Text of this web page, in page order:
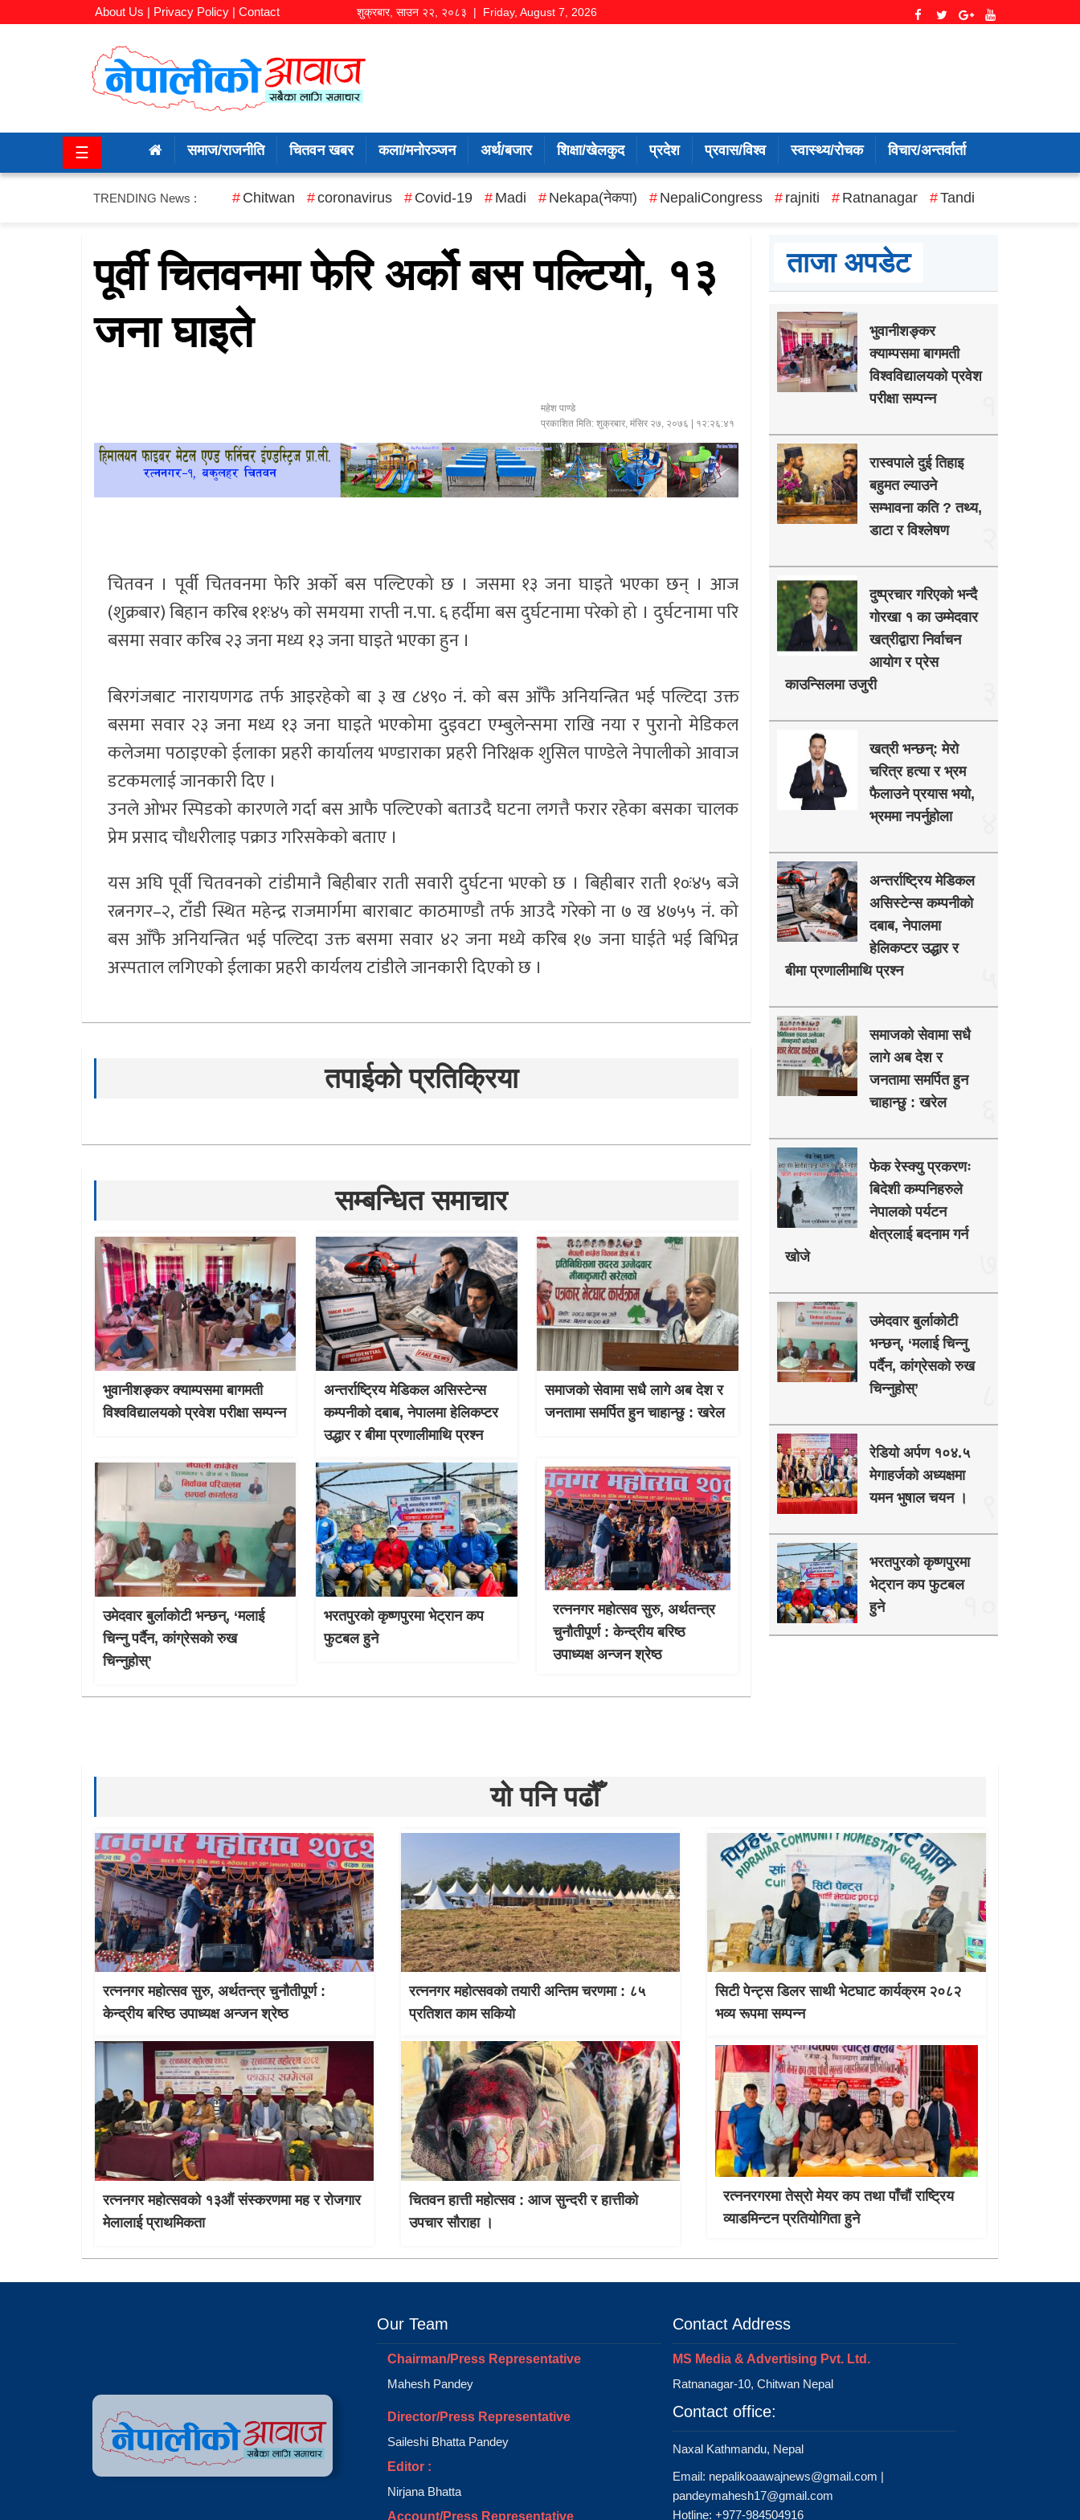
About Us | Privacy Policy | Contact शुक्रबार, साउन २२, २०८३ | Friday, August 7, 2026
राजनीति
☰ समाज/राजनीति चितवन खबर कला/मनोरञ्जन अर्थ/बजार शिक्षा/खेलकुद प्रदेश प्रवास/विश्व स्वास्थ्य/रोचक विचार/अन्तर्वार्ता
TRENDING News : Chitwan coronavirus Covid-19 Madi Nekapa(नेकपा) NepaliCongress rajniti Ratnanagar Tandi
पूर्वी चितवनमा फेरि अर्को बस पल्टियो, १३
जना घाइते
महेश पाण्डे
प्रकाशित मिति:शुक्रबार, मंसिर २७, २०७६ | १२:२६:४१
चितवन । पूर्वी चितवनमा फेरि अर्को बस पल्टिएको छ । जसमा १३ जना घाइते भएका छन् । आज
(शुक्रबार) बिहान करिब ११ः४५ को समयमा राप्ती न.पा. ६ हर्दीमा बस दुर्घटनामा परेको हो । दुर्घटनामा परि
बसमा सवार करिब २३ जना मध्य १३ जना घाइते भएका हुन ।
बिरगंजबाट नारायणगढ तर्फ आइरहेको बा ३ ख ८४९० नं. को बस आँफै अनियन्त्रित भई पल्टिदा उक्त
बसमा सवार २३ जना मध्य १३ जना घाइते भएकोमा दुइवटा एम्बुलेन्समा राखि नया र पुरानो मेडिकल
कलेजमा पठाइएको ईलाका प्रहरी कार्यालय भण्डाराका प्रहरी निरिक्षक शुसिल पाण्डेले नेपालीको आवाज
डटकमलाई जानकारी दिए ।
उनले ओभर स्पिडको कारणले गर्दा बस आफै पल्टिएको बताउदै घटना लगत्तै फरार रहेका बसका चालक
प्रेम प्रसाद चौधरीलाइ पक्राउ गरिसकेको बताए ।
यस अघि पूर्वी चितवनको टांडीमानै बिहीबार राती सवारी दुर्घटना भएको छ । बिहीबार राती १०ः४५ बजे
रत्ननगर–२, टाँडी स्थित महेन्द्र राजमार्गमा बाराबाट काठमाण्डौ तर्फ आउदै गरेको ना ७ ख ४७५५ नं. को
बस आँफै अनियन्त्रित भई पल्टिदा उक्त बसमा सवार ४२ जना मध्ये करिब १७ जना घाईते भई बिभिन्न
अस्पताल लगिएको ईलाका प्रहरी कार्यलय टांडीले जानकारी दिएको छ ।
तपाईको प्रतिक्रिया
सम्बन्धित समाचार
भुवानीशङ्कर क्याम्पसमा बागमती
विश्वविद्यालयको प्रवेश परीक्षा सम्पन्न
अन्तर्राष्ट्रिय मेडिकल असिस्टेन्स
कम्पनीको दबाब, नेपालमा हेलिकप्टर
उद्धार र बीमा प्रणालीमाथि प्रश्न
समाजको सेवामा सधै लागे अब देश र
जनतामा समर्पित हुन चाहान्छु : खरेल
उमेदवार बुर्लाकोटी भन्छन्, ‘मलाई
चिन्नु पर्दैन, कांग्रेसको रुख
चिन्नुहोस्’
भरतपुरको कृष्णपुरमा भेट्रान कप
फुटबल हुने
रत्ननगर महोत्सव सुरु, अर्थतन्त्र
चुनौतीपूर्ण : केन्द्रीय बरिष्ठ
उपाध्यक्ष अन्जन श्रेष्ठ
ताजा अपडेट
भुवानीशङ्कर
क्याम्पसमा बागमती
विश्वविद्यालयको प्रवेश
परीक्षा सम्पन्न
रास्वपाले दुई तिहाइ
बहुमत ल्याउने
सम्भावना कति ? तथ्य,
डाटा र विश्लेषण
दुष्प्रचार गरिएको भन्दै
गोरखा १ का उम्मेदवार
खत्रीद्वारा निर्वाचन
आयोग र प्रेस
काउन्सिलमा उजुरी
खत्री भन्छन्: मेरो
चरित्र हत्या र भ्रम
फैलाउने प्रयास भयो,
भ्रममा नपर्नुहोला
अन्तर्राष्ट्रिय मेडिकल
असिस्टेन्स कम्पनीको
दबाब, नेपालमा
हेलिकप्टर उद्धार र
बीमा प्रणालीमाथि प्रश्न
समाजको सेवामा सधै
लागे अब देश र
जनतामा समर्पित हुन
चाहान्छु : खरेल
फेक रेस्क्यु प्रकरणः
बिदेशी कम्पनिहरुले
नेपालको पर्यटन
क्षेत्रलाई बदनाम गर्न
खोजे
उमेदवार बुर्लाकोटी
भन्छन्, ‘मलाई चिन्नु
पर्दैन, कांग्रेसको रुख
चिन्नुहोस्’
रेडियो अर्पण १०४.५
मेगाहर्जको अध्यक्षमा
यमन भुषाल चयन ।
भरतपुरको कृष्णपुरमा
भेट्रान कप फुटबल
हुने
यो पनि पढौँ
रत्ननगर महोत्सव सुरु, अर्थतन्त्र चुनौतीपूर्ण :
केन्द्रीय बरिष्ठ उपाध्यक्ष अन्जन श्रेष्ठ
रत्ननगर महोत्सवको तयारी अन्तिम चरणमा : ८५
प्रतिशत काम सकियो
सिटी पेन्ट्स डिलर साथी भेटघाट कार्यक्रम २०८२
भव्य रूपमा सम्पन्न
रत्ननगर महोत्सवको १३औं संस्करणमा मह र रोजगार
मेलालाई प्राथमिकता
चितवन हात्ती महाेत्सव : आज सुन्दरी र हात्तीको
उपचार साैराहा ।
रत्ननरगरमा तेस्राे मेयर कप तथा पाँचौं राष्ट्रिय
व्याडमिन्टन प्रतियोगिता हुने
Our Team
Chairman/Press Representative
Mahesh Pandey
Director/Press Representative
Saileshi Bhatta Pandey
Editor :
Nirjana Bhatta
Account/Press Representative
Contact Address
MS Media & Advertising Pvt. Ltd.
Ratnanagar-10, Chitwan Nepal
Contact office:
Naxal Kathmandu, Nepal
Email: nepalikoaawajnews@gmail.com |
pandeymahesh17@gmail.com
Hotline: +977-984504916